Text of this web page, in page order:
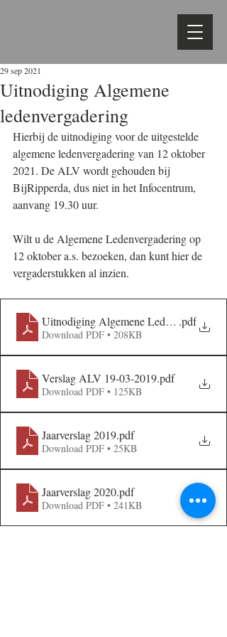
Uitnodiging Algemene
ledenvergadering
29 sep 2021
Hierbij de uitnodiging voor de uitgestelde
algemene ledenvergadering van 12 oktober
2021. De ALV wordt gehouden bij
BijRipperda, dus niet in het Infocentrum,
aanvang 19.30 uur.
Wilt u de Algemene Ledenvergadering op
12 oktober a.s. bezoeken, dan kunt hier de
vergaderstukken al inzien.
Uitnodiging Algemene Ledenvergadering
.pdf
Download PDF • 208KB
Verslag ALV 19-03-2019.pdf
Download PDF • 125KB
Jaarverslag 2019.pdf
Download PDF • 25KB
Jaarverslag 2020.pdf
Download PDF • 241KB